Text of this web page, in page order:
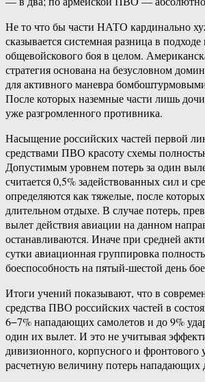
Не то что бы части НАТО кардинально
сказывается системная разница в
общевойскового боя в целом.
стратегия основана на безусловном
для активного маневра
После которых наземные части лишь
уже разгромленного противника.
Насыщение российских частей первой
средствами ПВО красоту схемы
Допустимым уровнем потерь за один
считается 0,5% задействованных сил и
определяются как тяжелые, после
длительном отдыхе. В случае потерь,
вылет действия авиации на данном
останавливаются. Иначе при средней
сутки авиационная группировка
боеспособность на пятый-шестой день
Итоги учений показывают, что в
средства ПВО российских частей в
6−7% нападающих самолетов и до 9%
один их вылет. И это не учитывая
дивизионного, корпусного и фронтового
расчетную величину потерь нападающих